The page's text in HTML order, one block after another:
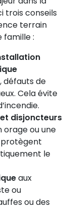
trois conseils
terrain
:
défauts de
Cela évite
disjoncteurs
orage ou une
le
aux
ou
ou des